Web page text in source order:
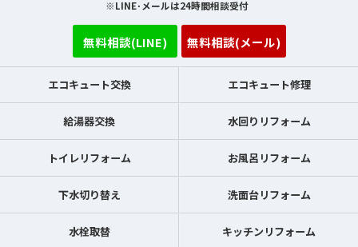
※LINE･メールは24時間相談受付
無料相談(LINE) 無料相談(メール)
エコキュート交換 エコキュート修理
給湯器交換 水回りリフォーム
トイレリフォーム お風呂リフォーム
下水切り替え 洗面台リフォーム
水栓取替 キッチンリフォーム